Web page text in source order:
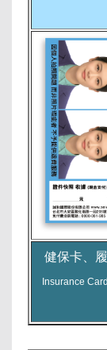
健保卡、
Insurance